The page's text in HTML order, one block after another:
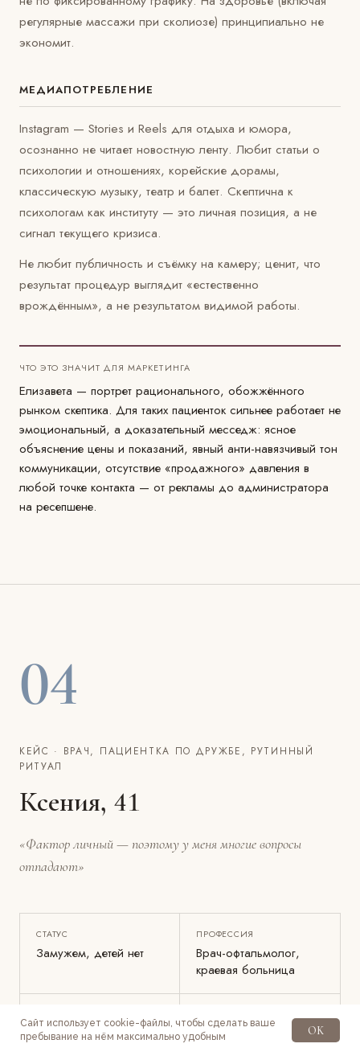
Сайт использует cookie-файлы, чтобы сделать ваше
пребывание на нём максимально удобным
OK
регулярные массажи при сколиозе) принципиально не
экономит.
МЕДИАПОТРЕБЛЕНИЕ
Instagram — Stories и Reels для отдыха и юмора,
осознанно не читает новостную ленту. Любит статьи о
психологии и отношениях, корейские дорамы,
классическую музыку, театр и балет. Скептична к
психологам как институту — это личная позиция, а не
сигнал текущего кризиса.
Не любит публичность и съёмку на камеру; ценит, что
результат процедур выглядит «естественно
врождённым», а не результатом видимой работы.
ЧТО ЭТО ЗНАЧИТ ДЛЯ МАРКЕТИНГА
Елизавета — портрет рационального, обожжённого
рынком скептика. Для таких пациенток сильнее работает не
эмоциональный, а доказательный месседж: ясное
объяснение цены и показаний, явный анти-навязчивый тон
коммуникации, отсутствие «продажного» давления в
любой точке контакта — от рекламы до администратора
на ресепшене.
04
КЕЙС · ВРАЧ, ПАЦИЕНТКА ПО ДРУЖБЕ, РУТИННЫЙ
РИТУАЛ
Ксения, 41
«Фактор личный — поэтому у меня многие вопросы
отпадают»
СТАТУС
Замужем, детей нет
ПРОФЕССИЯ
Врач-офтальмолог,
краевая больница
Несколько лет, вслед
Анастасия Каверина